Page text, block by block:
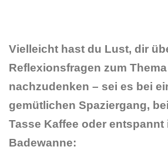
Vielleicht hast du Lust, dir
Reflexionsfragen zum
nachzudenken – sei es bei
gemütlichen Spaziergang,
Tasse Kaffee oder entspannt
Badewanne: